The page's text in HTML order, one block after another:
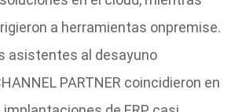
a herramientas onpremise.
asistentes al desayuno
PARTNER coincidieron en